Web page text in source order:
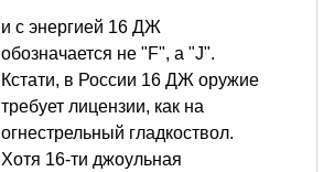
и с энергией 16 ДЖ
обозначается не "F", а "J".
Кстати, в России 16 ДЖ оружие
требует лицензии, как на
огнестрельный гладкоствол.
Хотя 16-ти джоульная